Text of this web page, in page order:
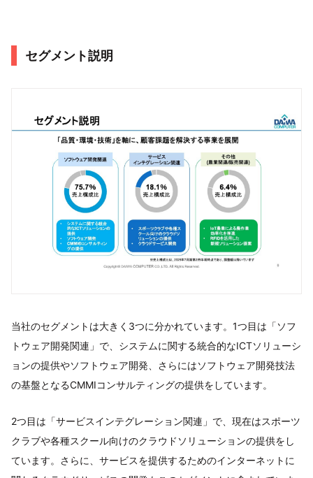
セグメント説明
当社のセグメントは大きく3つに分かれています。1つ目は「ソフ
トウェア開発関連」で、システムに関する統合的なICTソリューシ
ョンの提供やソフトウェア開発、さらにはソフトウェア開発技法
の基盤となるCMMIコンサルティングの提供をしています。
2つ目は「サービスインテグレーション関連」で、現在はスポーツ
クラブや各種スクール向けのクラウドソリューションの提供をし
ています。さらに、サービスを提供するためのインターネットに